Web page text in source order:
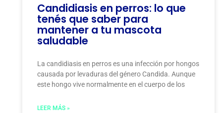
Candidiasis en perros: lo que
tenés que saber para
mantener a tu mascota
saludable
La candidiasis en perros es una infección por hongos
causada por levaduras del género Candida. Aunque
este hongo vive normalmente en el cuerpo de los
LEER MÁS »